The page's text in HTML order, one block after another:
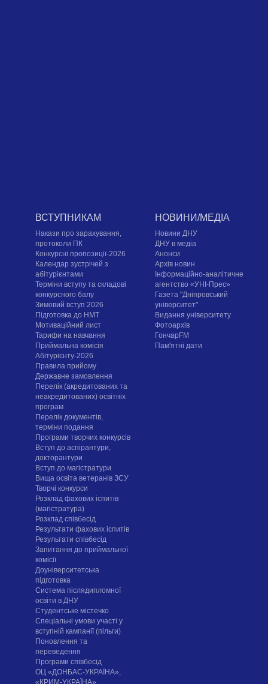
ВСТУПНИКАМ
Накази про зарахування,
протоколи ПК
Конкурсні пропозиції-2026
Календар зустрічей з
абітурієнтами
Терміни вступу та складові
конкурсного балу
Зимовий вступ 2026
Підготовка до НМТ
Мотиваційний лист
Тарифи на навчання
Приймальна комісія
Абітурієнту-2026
Правила прийому
Державне замовлення
Перелік (акредитованих та
неакредитованих) освітніх
програм
Перелік документів,
терміни подання
Програми творчих конкурсiв
Вступ до аспірантури,
докторантури
Вступ до магістратури
Вища освіта ветеранів ЗСУ
Творчі конкурси
Розклад фахових іспитів
(магістратура)
Розклад співбесід
Результати фахових іспитів
Результати співбесід
Запитання до приймальної
комісії
Доуніверситетська
підготовка
Система післядипломної
освіти в ДНУ
Cтудентське містечко
Спеціальні умови участі у
вступній кампанії (пільги)
Поновлення та
переведення
Програми співбесід
ОЦ «ДОНБАС-УКРАЇНА»,
«КРИМ-УКРАЇНА»,
НОВИНИ/МЕДІА
Новини ДНУ
ДНУ в медіа
Анонси
Архів новин
Інформаційно-аналітичне
агентство «УНІ-Прес»
Газета "Дніпровський
університет"
Видання університету
Фотоархів
ГончарFM
Пам'ятні дати